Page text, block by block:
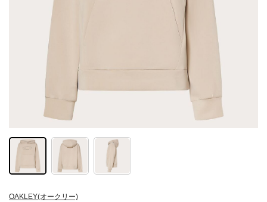
OAKLEY(オークリー)